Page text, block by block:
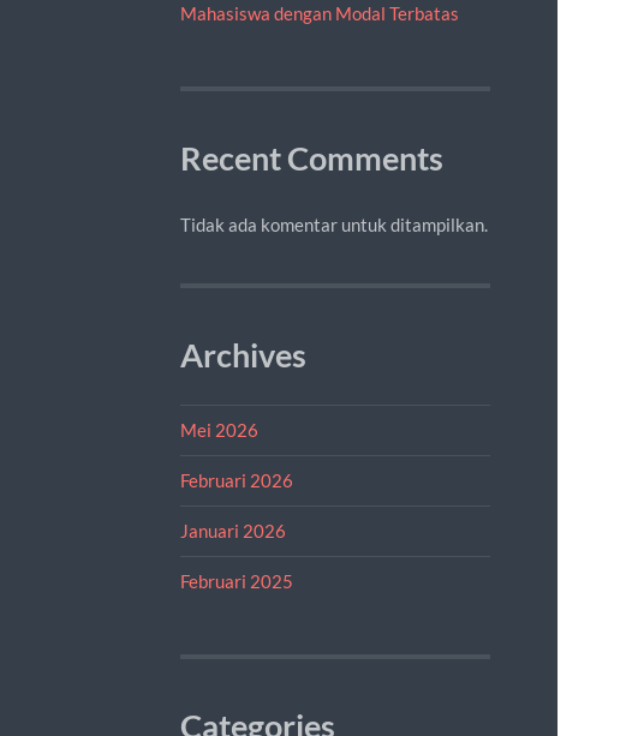
Mahasiswa dengan Modal Terbatas
Recent Comments
Tidak ada komentar untuk ditampilkan.
Archives
Mei 2026
Februari 2026
Januari 2026
Februari 2025
Categories